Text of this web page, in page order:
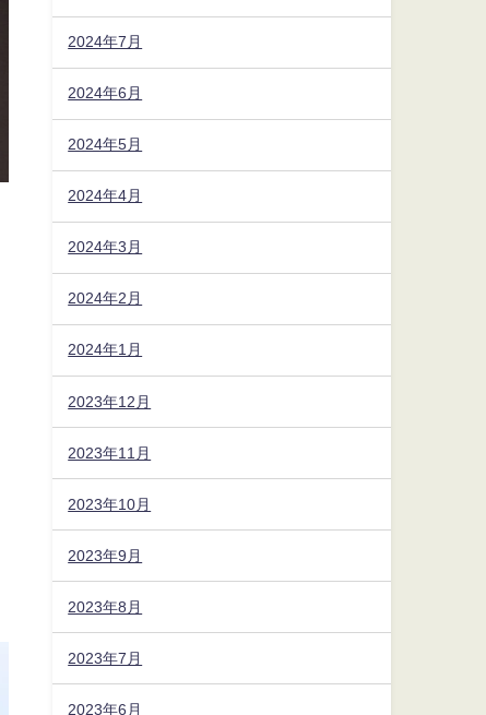
2024年7月
2024年6月
2024年5月
2024年4月
2024年3月
2024年2月
2024年1月
2023年12月
2023年11月
2023年10月
2023年9月
2023年8月
2023年7月
2023年6月